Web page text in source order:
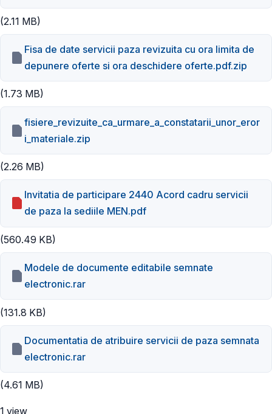
(2.11 MB)
Fisa de date servicii paza revizuita cu ora limita de
depunere oferte si ora deschidere oferte.pdf.zip
(1.73 MB)
fisiere_revizuite_ca_urmare_a_constatarii_unor_eror
i_materiale.zip
(2.26 MB)
Invitatia de participare 2440 Acord cadru servicii
de paza la sediile MEN.pdf
(560.49 KB)
Modele de documente editabile semnate
electronic.rar
(131.8 KB)
Documentatia de atribuire servicii de paza semnata
electronic.rar
(4.61 MB)
1 view